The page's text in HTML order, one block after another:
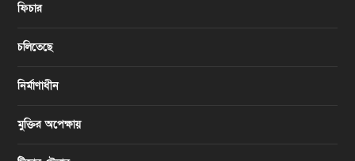
ফিচার
চলিতেছে
নির্মাণাধীন
মুক্তির অপেক্ষায়